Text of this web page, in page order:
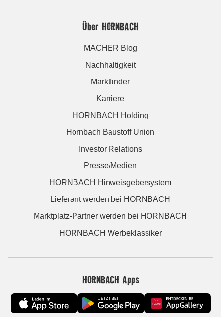
Über HORNBACH
MACHER Blog
Nachhaltigkeit
Marktfinder
Karriere
HORNBACH Holding
Hornbach Baustoff Union
Investor Relations
Presse/Medien
HORNBACH Hinweisgebersystem
Lieferant werden bei HORNBACH
Marktplatz-Partner werden bei HORNBACH
HORNBACH Werbeklassiker
HORNBACH Apps